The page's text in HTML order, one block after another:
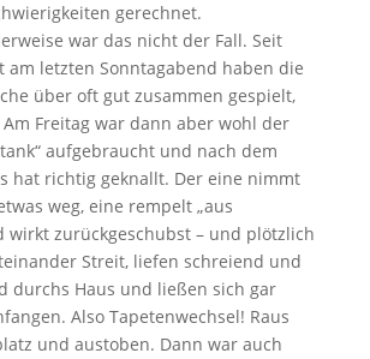
gerechnet.
war das nicht der Fall. Seit
am letzten Sonntagabend haben die
über oft gut zusammen gespielt,
Freitag war dann aber wohl der
aufgebraucht und nach dem
hat richtig geknallt. Der eine nimmt
weg, eine rempelt „aus
wirkt zurückgeschubst – und plötzlich
Streit, liefen schreiend und
durchs Haus und ließen sich gar
Also Tapetenwechsel! Raus
und austoben. Dann war auch